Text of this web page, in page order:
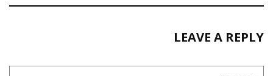
LEAVE A REPLY